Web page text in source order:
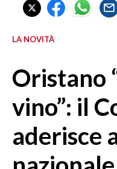
CAGLIARI
SULCIS IGLESIENTE
ORISTANO E PROVINCIA
GALLURA
NUORO E PROVINCIA
OGLIASTRA
AGENDA
LA NOVITÀ
Oristano
vino”: il
aderisce